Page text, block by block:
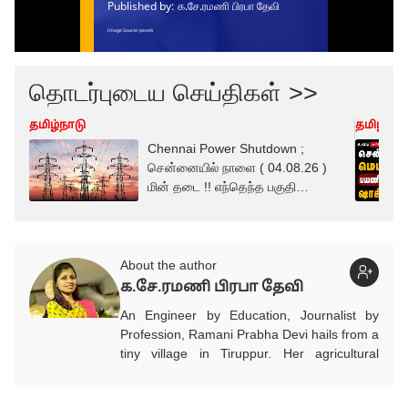
தொடர்புடைய செய்திகள் >>
தமிழ்நாடு
Chennai Power Shutdown ;
சென்னையில் நாளை ( 04.08.26 )
மின் தடை !! எந்தெந்த பகுதி
About the author
க.சே.ரமணி பிரபா தேவி
An Engineer by Education, Journalist by
Profession, Ramani Prabha Devi hails from a
tiny village in Tiruppur. Her agricultural